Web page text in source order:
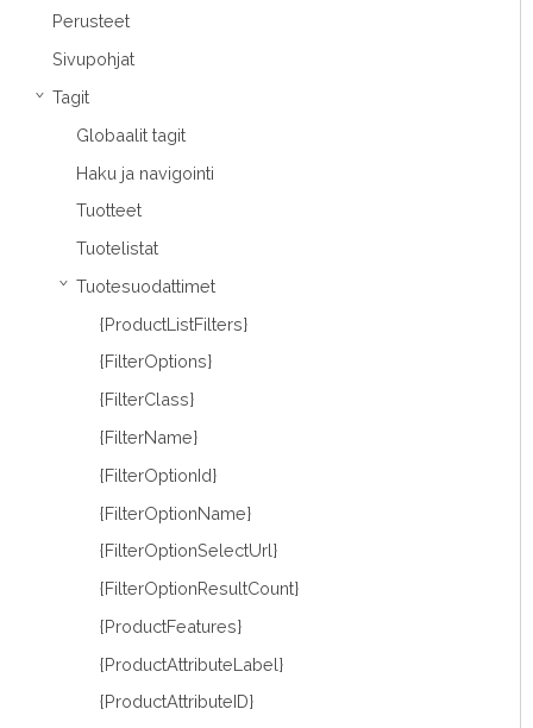
Perusteet
Sivupohjat
› Tagit
Globaalit tagit
Haku ja navigointi
Tuotteet
Tuotelistat
› Tuotesuodattimet
{ProductListFilters}
{FilterOptions}
{FilterClass}
{FilterName}
{FilterOptionId}
{FilterOptionName}
{FilterOptionSelectUrl}
{FilterOptionResultCount}
{ProductFeatures}
{ProductAttributeLabel}
{ProductAttributeID}